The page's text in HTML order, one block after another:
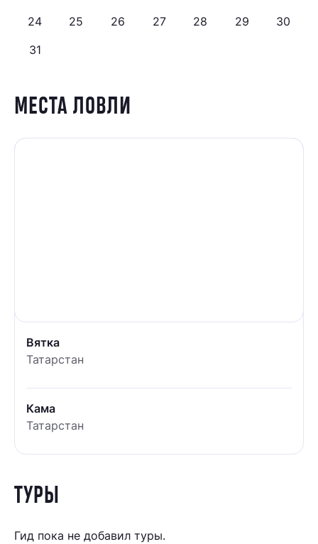
24
25 26 27 28 29
30
31
МЕСТА ЛОВЛИ
Вятка
Татарстан
Кама
Татарстан
ТУРЫ
Гид пока не добавил туры.